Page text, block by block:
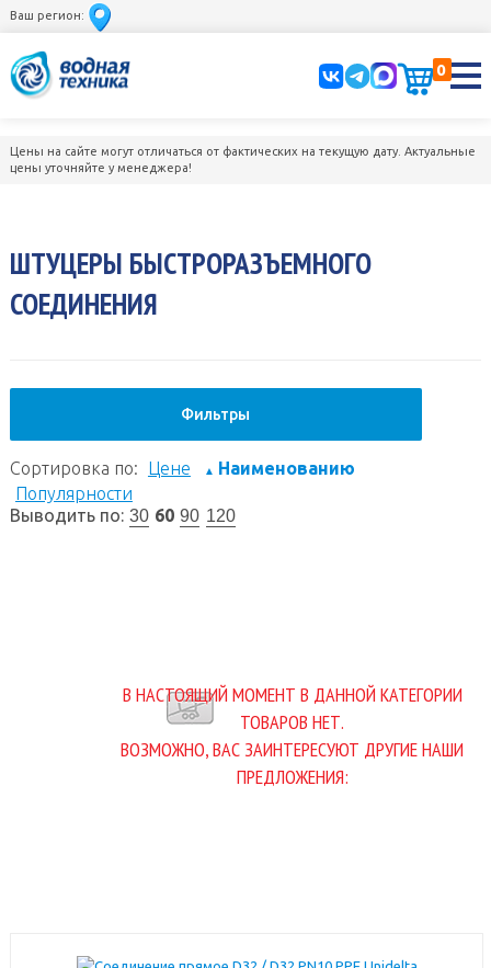
Ваш регион:
0
Цены на сайте могут отличаться от фактических на текущую дату. Актуальные
цены уточняйте у менеджера!
ШТУЦЕРЫ БЫСТРОРАЗЪЕМНОГО
СОЕДИНЕНИЯ
Фильтры
Сортировка по: Цене ▲ Наименованию
Популярности
Выводить по: 30 60 90 120
В НАСТОЯЩИЙ МОМЕНТ В ДАННОЙ КАТЕГОРИИ
ТОВАРОВ НЕТ.
ВОЗМОЖНО, ВАС ЗАИНТЕРЕСУЮТ ДРУГИЕ НАШИ
ПРЕДЛОЖЕНИЯ: